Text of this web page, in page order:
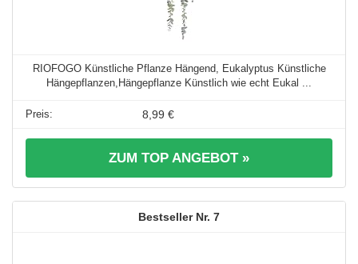
RIOFOGO Künstliche Pflanze Hängend, Eukalyptus Künstliche
Hängepflanzen,Hängepflanze Künstlich wie echt Eukal ...
8,99 €
ZUM TOP ANGEBOT »
7